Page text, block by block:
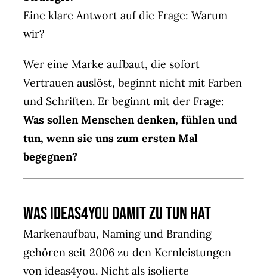
Eine klare Antwort auf die Frage: Warum
wir?
Wer eine Marke aufbaut, die sofort
Vertrauen auslöst, beginnt nicht mit Farben
und Schriften. Er beginnt mit der Frage:
Was sollen Menschen denken, fühlen und
tun, wenn sie uns zum ersten Mal
begegnen?
Was ideas4you damit zu tun hat
Markenaufbau, Naming und Branding
gehören seit 2006 zu den Kernleistungen
von ideas4you. Nicht als isolierte